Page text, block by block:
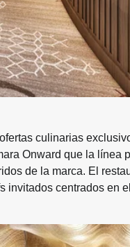
culinarias
Onward que la línea
de la marca. El
invitados centrados en